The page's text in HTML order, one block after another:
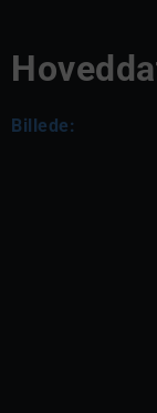
Billede: